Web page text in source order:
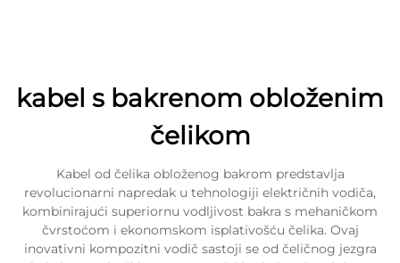
kabel s bakrenom obloženim
čelikom
Kabel od čelika obloženog bakrom predstavlja
revolucionarni napredak u tehnologiji električnih vodiča,
kombinirajući superiornu vodljivost bakra s mehaničkom
čvrstoćom i ekonomskom isplativošću čelika. Ovaj
inovativni kompozitni vodič sastoji se od čeličnog jezgra